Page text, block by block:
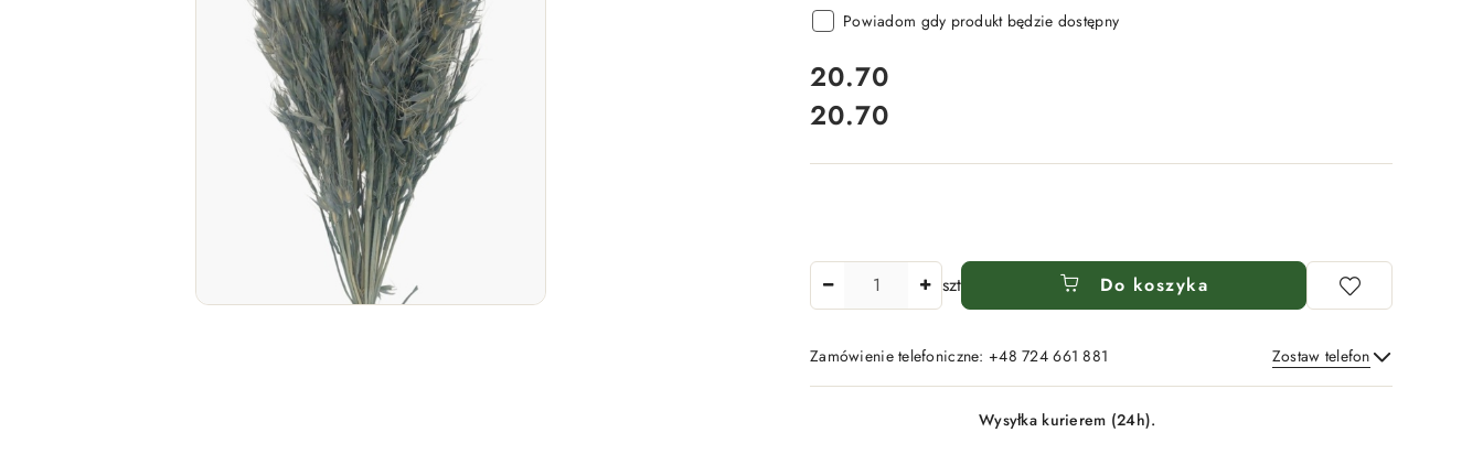
Powiadom gdy produkt będzie dostępny
cena:
20.70
Cena:
20.70
szt Do koszyka
Zamówienie telefoniczne: +48 724 661 881 Zostaw telefon
Wyślij
Wysyłka kurierem (24h).